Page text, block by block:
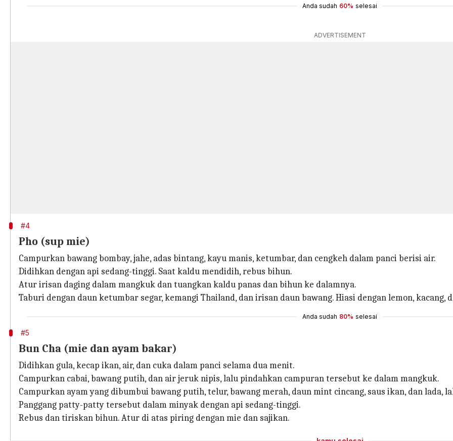
Anda sudah 60% selesai
ADVERTISEMENT
#4
Pho (sup mie)
Campurkan bawang bombay, jahe, adas bintang, kayu manis, ketumbar, dan cengkeh dalam panci berisi air.
Didihkan dengan api sedang-tinggi. Saat kaldu mendidih, rebus bihun.
Atur irisan daging dalam mangkuk dan tuangkan kaldu panas dan bihun ke dalamnya.
Taburi dengan daun ketumbar segar, kemangi Thailand, dan irisan daun bawang. Hiasi dengan lemon, kacang,
Anda sudah 80% selesai
#5
Bun Cha (mie dan ayam bakar)
Didihkan gula, kecap ikan, air, dan cuka dalam panci selama dua menit.
Campurkan cabai, bawang putih, dan air jeruk nipis, lalu pindahkan campuran tersebut ke dalam mangkuk.
Campurkan ayam yang dibumbui bawang putih, telur, bawang merah, daun mint cincang, saus ikan, dan lada,
Panggang patty-patty tersebut dalam minyak dengan api sedang-tinggi.
Rebus dan tiriskan bihun. Atur di atas piring dengan mie dan sajikan.